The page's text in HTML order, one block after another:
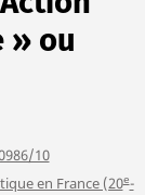
» ou
10
en France (20e-